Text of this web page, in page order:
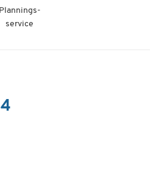
Plannings-
service